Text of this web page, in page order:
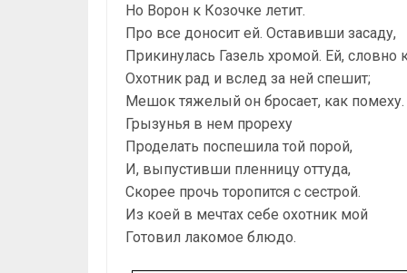
Но Ворон к Козочке летит.
Про все доносит ей. Оставивши засаду,
Прикинулась Газель хромой. Ей, словно
Охотник рад и вслед за ней спешит;
Мешок тяжелый он бросает, как помеху.
Грызунья в нем прореху
Проделать поспешила той порой,
И, выпустивши пленницу оттуда,
Скорее прочь торопится с сестрой.
Из коей в мечтах себе охотник мой
Готовил лакомое блюдо.